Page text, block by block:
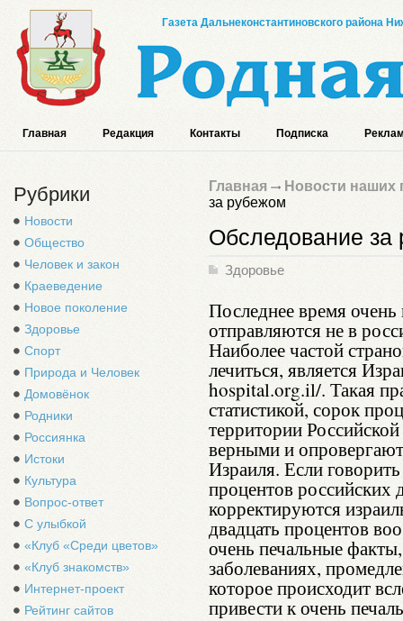
Газета Дальнеконстантиновского района
Главная Редакция Контакты Подписка
Рубрики
Новости
Общество
Человек и закон
Краеведение
Новое поколение
Здоровье
Спорт
Природа и Человек
Домовёнок
Родники
Россиянка
Истоки
Культура
Вопрос-ответ
С улыбкой
«Клуб «Среди цветов»
«Клуб знакомств»
Интернет-проект
Рейтинг сайтов
Главная
Новости наших
за рубежом
Обследование за
Здоровье
Последнее время
отправляются не в
Наиболее частой
лечиться, является
hospital.org.il/. Такая
статистикой, сорок
территории
верными и
Израиля. Если
процентов российских
корректируются
двадцать процентов
очень печальные
заболеваниях,
которое происходит
привести к очень